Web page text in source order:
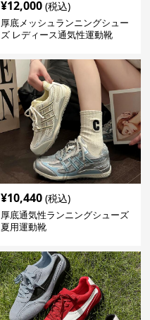
¥12,000 (税込)
厚底メッシュランニングシュー
ズ レディース通気性運動靴
¥10,440 (税込)
厚底通気性ランニングシューズ
夏用運動靴